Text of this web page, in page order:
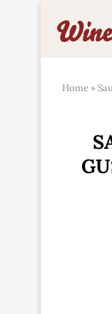
Home »